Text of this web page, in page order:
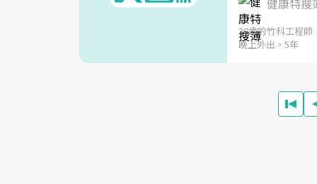
健康特搜
28歲的竹科工程師
晚上外出。5年